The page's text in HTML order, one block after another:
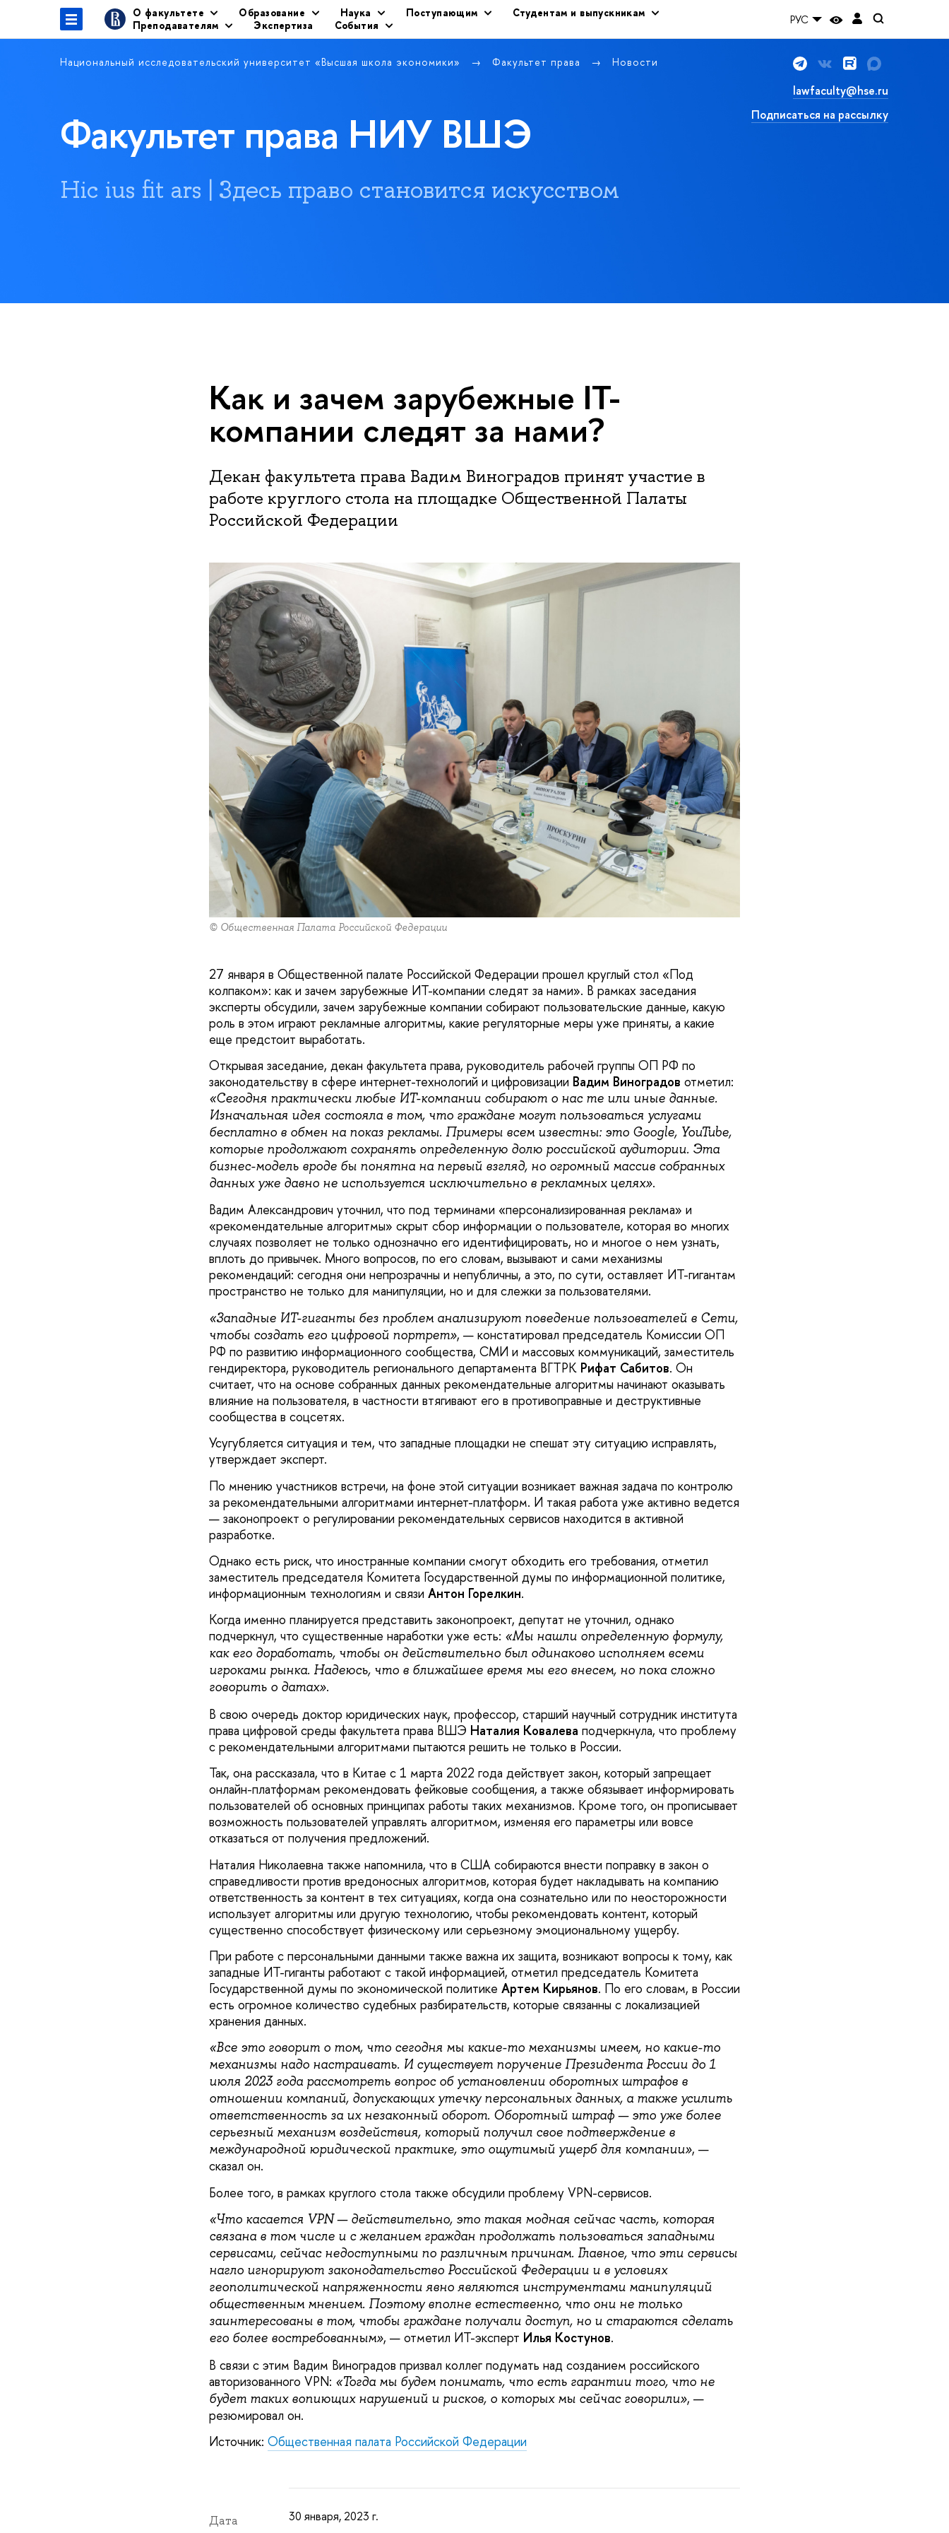
О факультете Образование Наука Поступающим
Студентам и выпускникам
Преподавателям
Экспертиза События РУС
Национальный исследовательский университет «Высшая школа экономики» Факультет права Новости
Факультет права НИУ ВШЭ
Hic ius fit ars | Здесь право становится искусством
lawfaculty@hse.ru
Подписаться на рассылку
Как и зачем зарубежные IT-
компании следят за нами?
Декан факультета права Вадим Виноградов принят участие в
работе круглого стола на площадке Общественной Палаты
Российской Федерации
© Общественная Палата Российской Федерации
27 января в Общественной палате Российской Федерации прошел круглый стол «Под
колпаком»: как и зачем зарубежные ИТ-компании следят за нами». В рамках заседания
эксперты обсудили, зачем зарубежные компании собирают пользовательские данные, какую
роль в этом играют рекламные алгоритмы, какие регуляторные меры уже приняты, а какие
еще предстоит выработать.
Открывая заседание, декан факультета права, руководитель рабочей группы ОП РФ по
законодательству в сфере интернет-технологий и цифровизации Вадим Виноградов отметил:
«Сегодня практически любые ИТ-компании собирают о нас те или иные данные.
Изначальная идея состояла в том, что граждане могут пользоваться услугами
бесплатно в обмен на показ рекламы. Примеры всем известны: это Google, YouTube,
которые продолжают сохранять определенную долю российской аудитории. Эта
бизнес-модель вроде бы понятна на первый взгляд, но огромный массив собранных
данных уже давно не используется исключительно в рекламных целях».
Вадим Александрович уточнил, что под терминами «персонализированная реклама» и
«рекомендательные алгоритмы» скрыт сбор информации о пользователе, которая во многих
случаях позволяет не только однозначно его идентифицировать, но и многое о нем узнать,
вплоть до привычек. Много вопросов, по его словам, вызывают и сами механизмы
рекомендаций: сегодня они непрозрачны и непубличны, а это, по сути, оставляет ИТ-гигантам
пространство не только для манипуляции, но и для слежки за пользователями.
«Западные ИТ-гиганты без проблем анализируют поведение пользователей в Сети,
чтобы создать его цифровой портрет», — констатировал председатель Комиссии ОП
РФ по развитию информационного сообщества, СМИ и массовых коммуникаций, заместитель
гендиректора, руководитель регионального департамента ВГТРК Рифат Сабитов. Он
считает, что на основе собранных данных рекомендательные алгоритмы начинают оказывать
влияние на пользователя, в частности втягивают его в противоправные и деструктивные
сообщества в соцсетях.
Усугубляется ситуация и тем, что западные площадки не спешат эту ситуацию исправлять,
утверждает эксперт.
По мнению участников встречи, на фоне этой ситуации возникает важная задача по контролю
за рекомендательными алгоритмами интернет-платформ. И такая работа уже активно ведется
— законопроект о регулировании рекомендательных сервисов находится в активной
разработке.
Однако есть риск, что иностранные компании смогут обходить его требования, отметил
заместитель председателя Комитета Государственной думы по информационной политике,
информационным технологиям и связи Антон Горелкин.
Когда именно планируется представить законопроект, депутат не уточнил, однако
подчеркнул, что существенные наработки уже есть: «Мы нашли определенную формулу,
как его доработать, чтобы он действительно был одинаково исполняем всеми
игроками рынка. Надеюсь, что в ближайшее время мы его внесем, но пока сложно
говорить о датах».
В свою очередь доктор юридических наук, профессор, старший научный сотрудник института
права цифровой среды факультета права ВШЭ Наталия Ковалева подчеркнула, что проблему
с рекомендательными алгоритмами пытаются решить не только в России.
Так, она рассказала, что в Китае с 1 марта 2022 года действует закон, который запрещает
онлайн-платформам рекомендовать фейковые сообщения, а также обязывает информировать
пользователей об основных принципах работы таких механизмов. Кроме того, он прописывает
возможность пользователей управлять алгоритмом, изменяя его параметры или вовсе
отказаться от получения предложений.
Наталия Николаевна также напомнила, что в США собираются внести поправку в закон о
справедливости против вредоносных алгоритмов, которая будет накладывать на компанию
ответственность за контент в тех ситуациях, когда она сознательно или по неосторожности
использует алгоритмы или другую технологию, чтобы рекомендовать контент, который
существенно способствует физическому или серьезному эмоциональному ущербу.
При работе с персональными данными также важна их защита, возникают вопросы к тому, как
западные ИТ-гиганты работают с такой информацией, отметил председатель Комитета
Государственной думы по экономической политике Артем Кирьянов. По его словам, в России
есть огромное количество судебных разбирательств, которые связанны с локализацией
хранения данных.
«Все это говорит о том, что сегодня мы какие-то механизмы имеем, но какие-то
механизмы надо настраивать. И существует поручение Президента России до 1
июля 2023 года рассмотреть вопрос об установлении оборотных штрафов в
отношении компаний, допускающих утечку персональных данных, а также усилить
ответственность за их незаконный оборот. Оборотный штраф — это уже более
серьезный механизм воздействия, который получил свое подтверждение в
международной юридической практике, это ощутимый ущерб для компании», —
сказал он.
Более того, в рамках круглого стола также обсудили проблему VPN-сервисов.
«Что касается VPN — действительно, это такая модная сейчас часть, которая
связана в том числе и с желанием граждан продолжать пользоваться западными
сервисами, сейчас недоступными по различным причинам. Главное, что эти сервисы
нагло игнорируют законодательство Российской Федерации и в условиях
геополитической напряженности явно являются инструментами манипуляций
общественным мнением. Поэтому вполне естественно, что они не только
заинтересованы в том, чтобы граждане получали доступ, но и стараются сделать
его более востребованным», — отметил ИТ-эксперт Илья Костунов.
В связи с этим Вадим Виноградов призвал коллег подумать над созданием российского
авторизованного VPN: «Тогда мы будем понимать, что есть гарантии того, что не
будет таких вопиющих нарушений и рисков, о которых мы сейчас говорили», —
резюмировал он.
Источник: Общественная палата Российской Федерации
Дата 30 января, 2023 г.